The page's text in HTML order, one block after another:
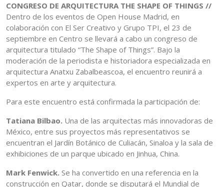
CONGRESO DE ARQUITECTURA THE SHAPE OF THINGS //
Dentro de los eventos de Open House Madrid, en
colaboración con El Ser Creativo y Grupo TPI, el 23 de
septiembre en Centro se llevará a cabo un congreso de
arquitectura titulado “The Shape of Things”. Bajo la
moderación de la periodista e historiadora especializada en
arquitectura Anatxu Zabalbeascoa, el encuentro reunirá a
expertos en arte y arquitectura.
Para este encuentro está confirmada la participación de:
Tatiana Bilbao. Una de las arquitectas más innovadoras de
México, entre sus proyectos más representativos se
encuentran el Jardín Botánico de Culiacán, Sinaloa y la sala de
exhibiciones de un parque ubicado en Jinhua, China.
Mark Fenwick. Se ha convertido en una referencia en la
construcción en Qatar, donde se disputará el Mundial de